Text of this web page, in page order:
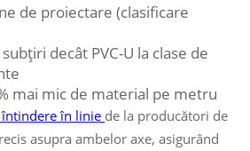
de proiectare (clasificare
decât PVC-U la clase de
mai mic de material pe metru
în linie de la producători de
asupra ambelor axe, asigurând